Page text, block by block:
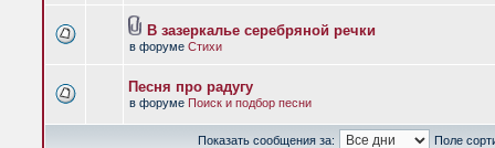
В зазеркалье серебряной речки
в форуме Стихи
Песня про радугу
в форуме Поиск и подбор песни
Показать сообщения за:
Поле